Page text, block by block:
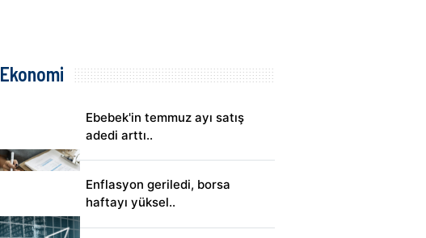
Ekonomi
Ebebek'in temmuz ayı satış
adedi arttı..
Enflasyon geriledi, borsa
haftayı yüksel..